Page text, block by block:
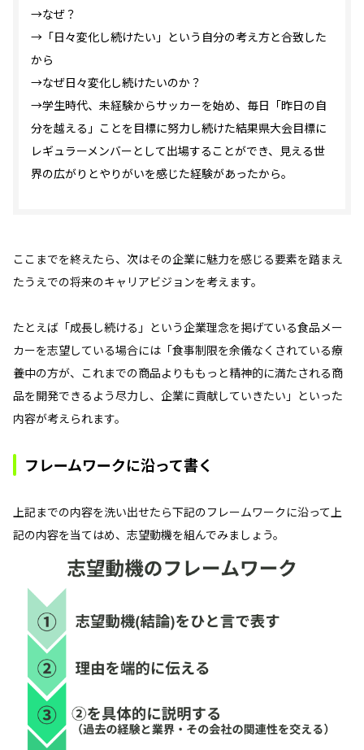
→なぜ？
→「日々変化し続けたい」という自分の考え方と合致した
から
→なぜ日々変化し続けたいのか？
→学生時代、未経験からサッカーを始め、毎日「昨日の自
分を越える」ことを目標に努力し続けた結果県大会目標に
レギュラーメンバーとして出場することができ、見える世
界の広がりとやりがいを感じた経験があったから。
ここまでを終えたら、次はその企業に魅力を感じる要素を踏まえ
たうえでの将来のキャリアビジョンを考えます。
たとえば「成長し続ける」という企業理念を掲げている食品メー
カーを志望している場合には「食事制限を余儀なくされている療
養中の方が、これまでの商品よりももっと精神的に満たされる商
品を開発できるよう尽力し、企業に貢献していきたい」といった
内容が考えられます。
フレームワークに沿って書く
上記までの内容を洗い出せたら下記のフレームワークに沿って上
記の内容を当てはめ、志望動機を組んでみましょう。